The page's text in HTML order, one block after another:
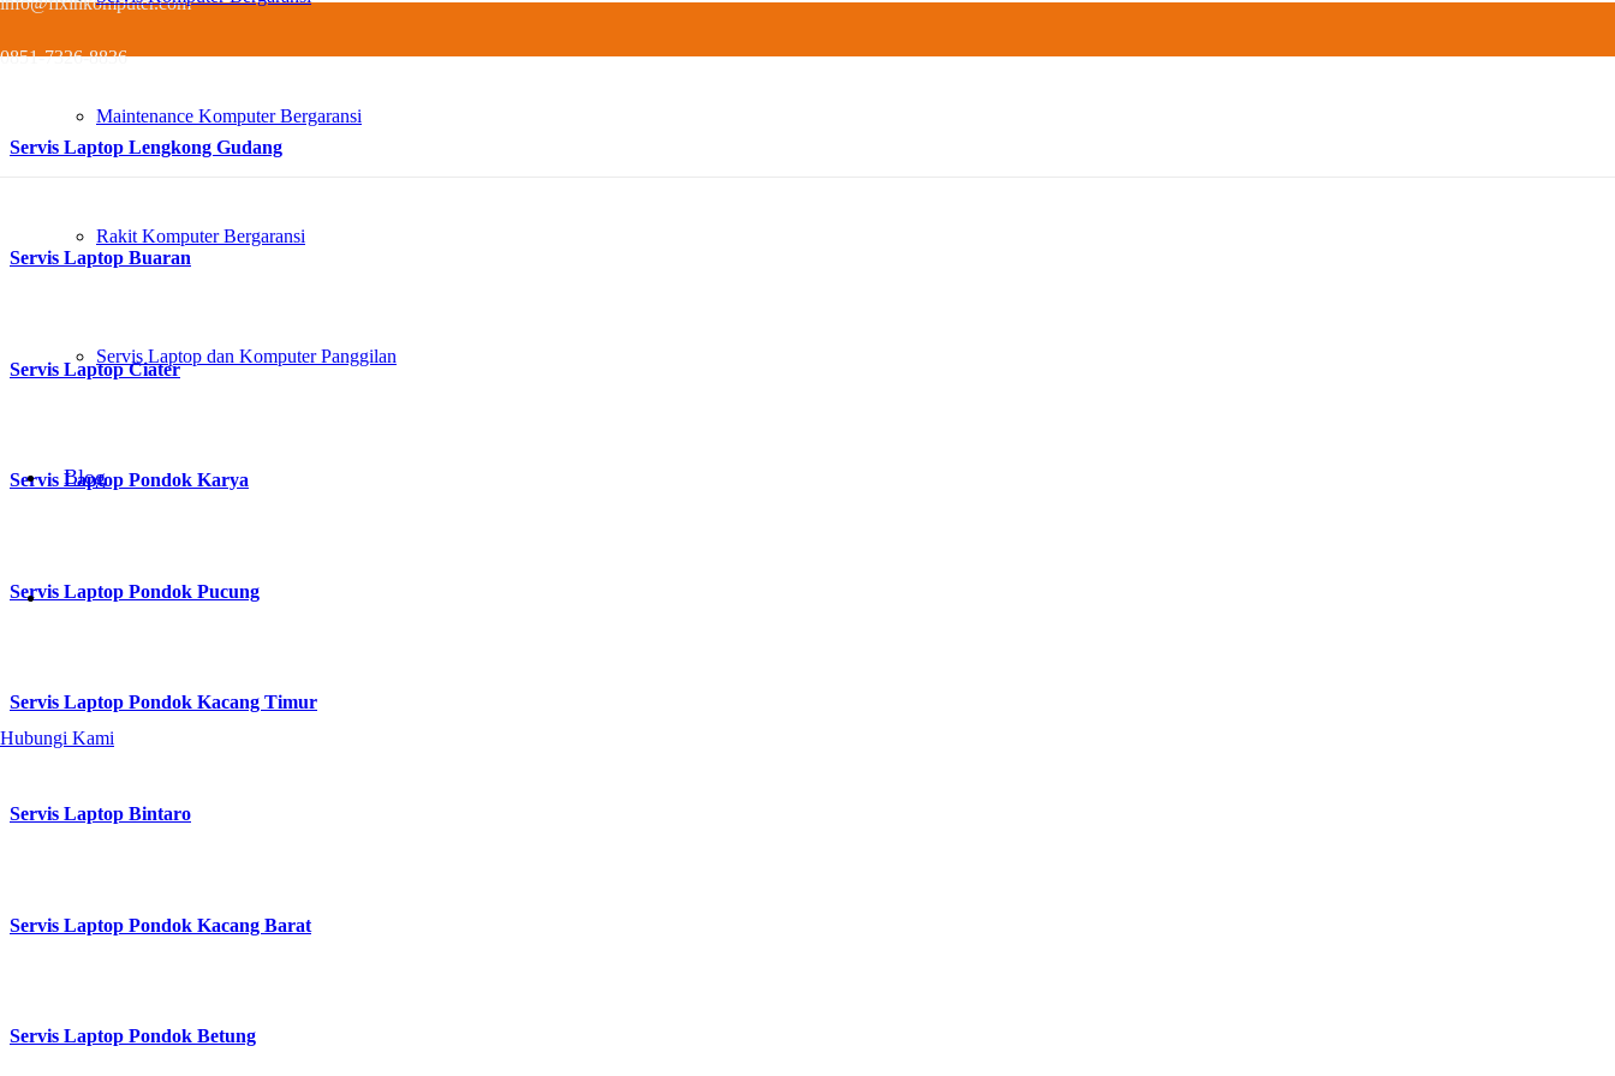
0851-7326-8836
Maintenance Komputer Bergaransi
Rakit Komputer Bergaransi
Servis Laptop dan Komputer Panggilan
Blog
Hubungi Kami
Servis Laptop Lengkong Gudang
Servis Laptop Buaran
Servis Laptop Ciater
Servis Laptop Pondok Karya
Servis Laptop Pondok Pucung
Servis Laptop Pondok Kacang Timur
Servis Laptop Bintaro
Servis Laptop Pondok Kacang Barat
Servis Laptop Pondok Betung